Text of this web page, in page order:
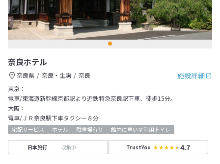
奈良ホテル
施設詳細
奈良県 奈良・生駒
奈良
東京：
電車/東海道新幹線京都駅より近鉄特急奈良駅下車、徒歩15分。
大阪：
電車/ＪＲ奈良駅下車タクシー８分
宅配サービス ホテル 駐車場有り 館内に車いす利用トイレ
日本旅行 収集中 TrustYou 4.7